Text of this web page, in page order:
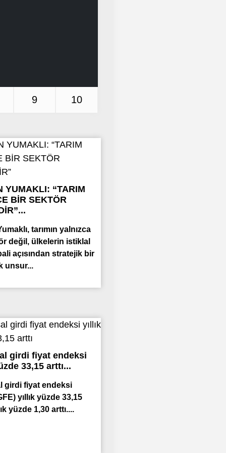
9 10
YUMAKLI: “TARIM
BİR SEKTÖR
tarımın yalnızca
değil, ülkelerin istiklal
açısından stratejik bir
unsur...
girdi fiyat endeksi
33,15 arttı...
girdi fiyat endeksi
yıllık yüzde 33,15
yüzde 1,30 arttı....